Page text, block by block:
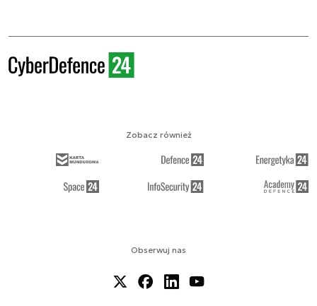
Obserwuj nas
Zobacz również